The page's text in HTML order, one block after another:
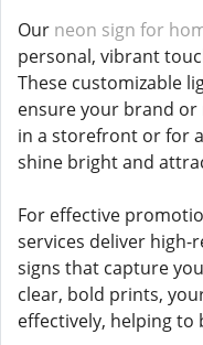
Our neon sign for
personal, vibrant
These customizable
ensure your brand or
in a storefront or for
shine bright and
For effective
services deliver
signs that capture
clear, bold prints,
effectively, helping